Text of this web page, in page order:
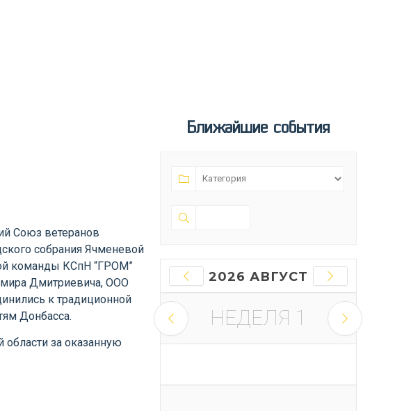
Союз ветеранов
собрания Ячменевой
команды КСпН “ГРОМ”
Дмитриевича, ООО
к традиционной
Донбасса.
за оказанную
Ближайшие события
2026 АВГУСТ
НЕДЕЛЯ 1